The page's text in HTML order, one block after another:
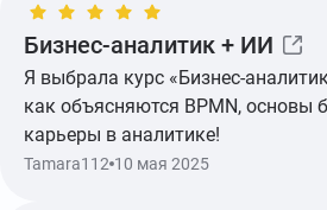
Бизнес-аналитик + ИИ
Я выбрала курс «Бизнес-
как объясняются BPMN, основы
карьеры в аналитике!
Tamara112 10 мая 2025